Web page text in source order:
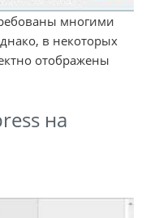
многими
в некоторых
отображены
на